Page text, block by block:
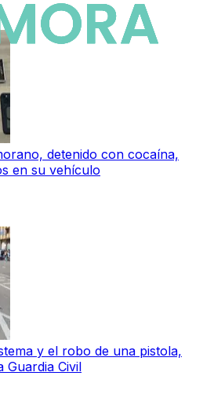
detenido con cocaína,
en su vehículo
y el robo de una pistola,
Guardia Civil